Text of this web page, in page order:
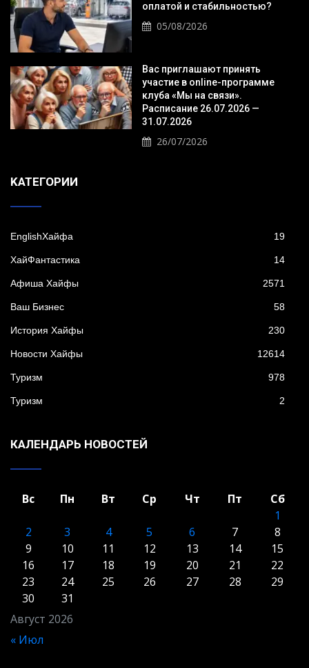
оплатой и стабильностью?
05/08/2026
Вас приглашают принять
участие в online-программе
клуба «Мы на связи».
Расписание 26.07.2026 —
31.07.2026
26/07/2026
KАТЕГОРИИ
EnglishХайфа 19
XайФантастика 14
Афиша Хайфы 2571
Ваш Бизнес 58
История Хайфы 230
Новости Хайфы 12614
Туризм 978
Туризм 2
КАЛЕНДАРЬ НОВОСТЕЙ
Август 2026
Вс Пн Вт Ср Чт Пт
Сб
1
2
3 4 5 6 7
8
9
10 11 12 13 14
15
16
17 18 19 20 21
22
23
24 25 26 27 28
29
30
31
« Июл